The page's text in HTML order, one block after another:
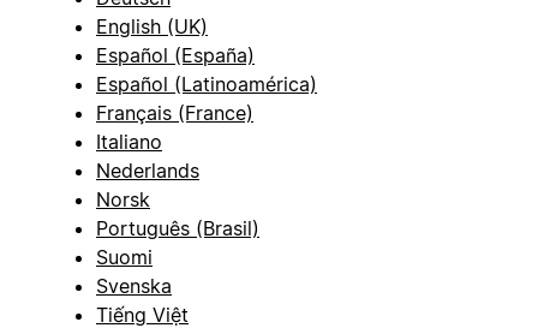
English (UK)
Español (España)
Español (Latinoamérica)
Français (France)
Italiano
Nederlands
Norsk
Português (Brasil)
Suomi
Svenska
Tiếng Việt